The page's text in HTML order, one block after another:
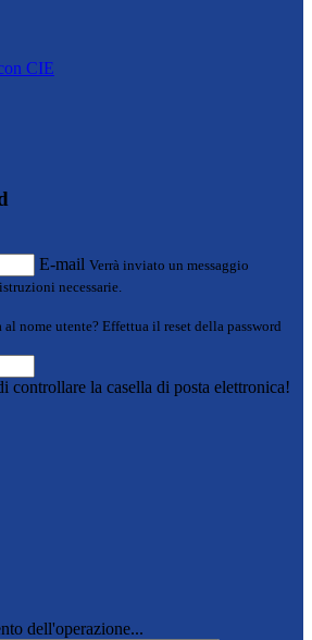
CIE
E-mail Verrà inviato un messaggio
necessarie.
nome utente? Effettua il reset della password
controllare la casella di posta elettronica!
dell'operazione...